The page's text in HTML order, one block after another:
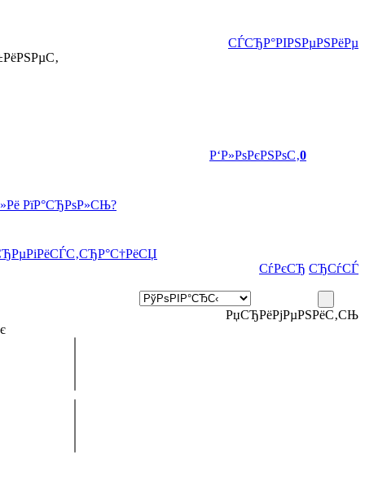
СЃСЂР°РІРЅРµРЅРёРµ
РїР°СЂРѕР»СЊ?
Р‘Р»РѕРєРЅРѕС‚0
СѓРєСЂ СЂСѓСЃ
РџСЂРёРјРµРЅРёС‚СЊ